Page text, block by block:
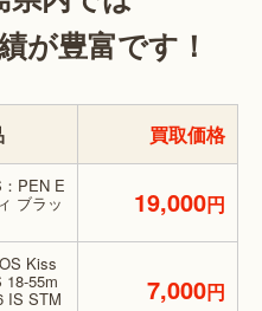
が豊富です！
買取価格
PEN E
ブラッ 19,000円
Kiss
18-55m
IS STM 7,000円